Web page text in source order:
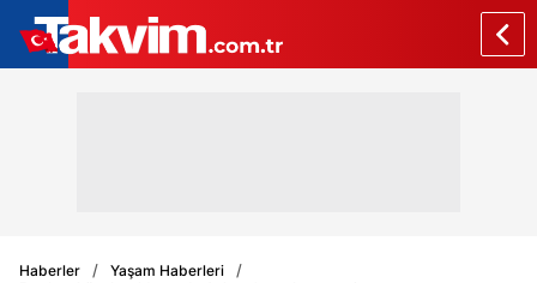
Haberler
Yaşam Haberleri